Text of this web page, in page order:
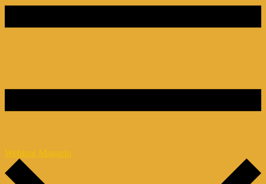
Webinar Magazin